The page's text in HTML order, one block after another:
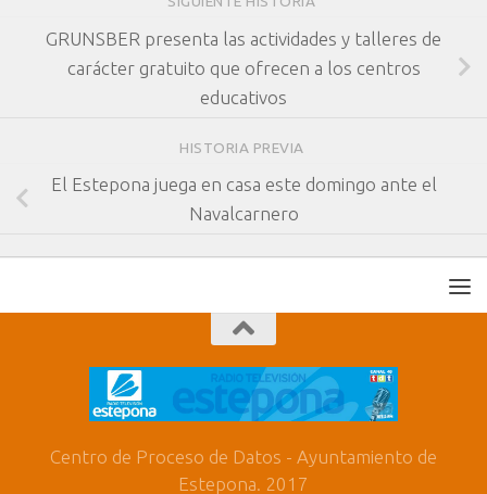
GRUNSBER presenta las actividades y talleres de
carácter gratuito que ofrecen a los centros
educativos
HISTORIA PREVIA
El Estepona juega en casa este domingo ante el
Navalcarnero
Centro de Proceso de Datos - Ayuntamiento de
Estepona. 2017